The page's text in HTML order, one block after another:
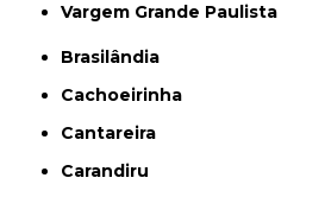
Vargem Grande Paulista
Brasilândia
Cachoeirinha
Cantareira
Carandiru